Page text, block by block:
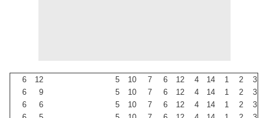
6 12 5 10 7 6 12 4 14 1 2
3
6
9 5 10 7 6 12 4 14 1 2
3
6
6 5 10 7 6 12 4 14 1 2
3